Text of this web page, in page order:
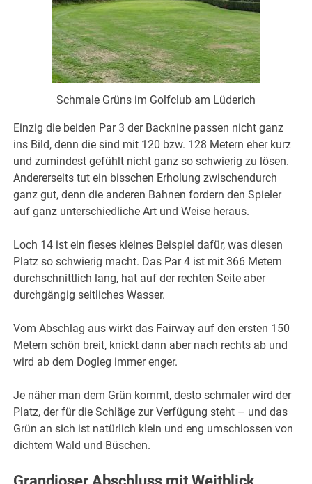
Schmale Grüns im Golfclub am Lüderich
Einzig die beiden Par 3 der Backnine passen nicht ganz
ins Bild, denn die sind mit 120 bzw. 128 Metern eher kurz
und zumindest gefühlt nicht ganz so schwierig zu lösen.
Andererseits tut ein bisschen Erholung zwischendurch
ganz gut, denn die anderen Bahnen fordern den Spieler
auf ganz unterschiedliche Art und Weise heraus.
Loch 14 ist ein fieses kleines Beispiel dafür, was diesen
Platz so schwierig macht. Das Par 4 ist mit 366 Metern
durchschnittlich lang, hat auf der rechten Seite aber
durchgängig seitliches Wasser.
Vom Abschlag aus wirkt das Fairway auf den ersten 150
Metern schön breit, knickt dann aber nach rechts ab und
wird ab dem Dogleg immer enger.
Je näher man dem Grün kommt, desto schmaler wird der
Platz, der für die Schläge zur Verfügung steht – und das
Grün an sich ist natürlich klein und eng umschlossen von
dichtem Wald und Büschen.